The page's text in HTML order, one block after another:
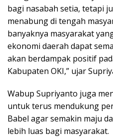
bagi nasabah setia, tetapi
menabung di tengah
banyaknya masyarakat
ekonomi daerah dapat
akan berdampak positif
Kabupaten OKI,” ujar
Wabup Supriyanto juga
untuk terus mendukung
Babel agar semakin maju
lebih luas bagi masyarakat.